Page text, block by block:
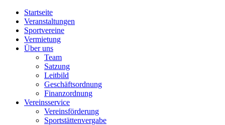
Startseite
Veranstaltungen
Sportvereine
Vermietung
Über uns
Team
Satzung
Leitbild
Geschäftsordnung
Finanzordnung
Vereinsservice
Vereinsförderung
Sportstättenvergabe